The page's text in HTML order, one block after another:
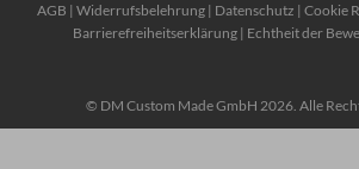
© DM Custom Made GmbH 2026. Alle
AGB | Widerrufsbelehrung | Datenschutz | Cookie
Barrierefreiheitserklärung| Echtheit der